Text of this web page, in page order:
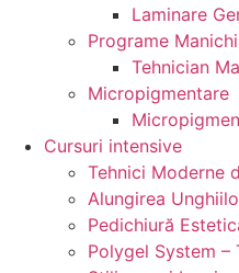
Laminare
Programe
Tehnician
Micropigmentare
Cursuri intensive
Tehnici Moderne
Alungirea
Pedichiură
Polygel System –